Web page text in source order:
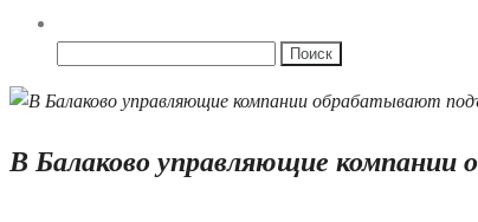
В Балаково управляющие компании